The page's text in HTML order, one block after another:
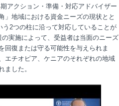
アクション・準備・対応アドバイザー
」地域における資金ニーズの現状とと
う 2つの柱に沿って対応していることが
実施によって、受益者は当面のニーズ
回復または守る可能性を与えられま
エチオピア、ケニアのそれぞれの地域
ました。